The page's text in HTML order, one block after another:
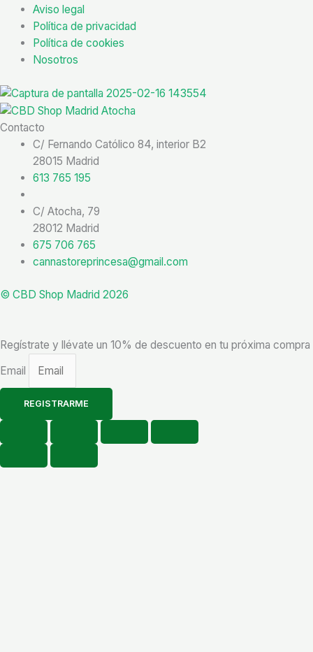
Aviso legal
Política de privacidad
Política de cookies
Nosotros
Contacto
C/ Fernando Católico 84, interior B2
28015 Madrid
613 765 195
C/ Atocha, 79
28012 Madrid
675 706 765
cannastoreprincesa@gmail.com
© CBD Shop Madrid 2026
Regístrate y llévate un 10% de descuento en tu próxima compra
Email
REGISTRARME